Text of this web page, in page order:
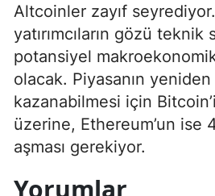
Altcoinler zayıf
yatırımcıların gözü
potansiyel
olacak. Piyasanın
kazanabilmesi için
üzerine, Ethereum’un ise
aşması gerekiyor.